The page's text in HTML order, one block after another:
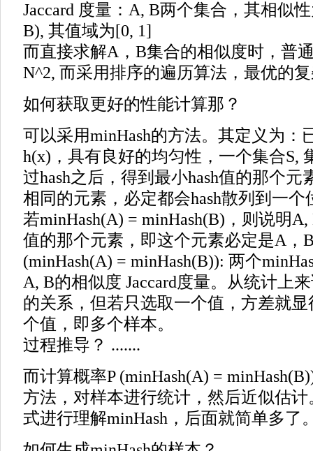
Jaccard 度量：A, B两个集合，其相似
B), 其值域为[0, 1]
而直接求解A，B集合的相似度时，普
N^2, 而采用排序的遍历算法，最优的
如何获取更好的性能计算那？
可以采用minHash的方法。其定义为：
h(x)，具有良好的均匀性，一个集合S,
过hash之后，得到最小hash值的那个元
相同的元素，必定都会hash散列到一个
若minHash(A) = minHash(B)，则说明
值的那个元素，即这个元素必定是A，
(minHash(A) = minHash(B)): 两个
A, B的相似度 Jaccard度量。从统计上
的关系，但若只选取一个值，方差就
个值，即多个样本。
过程推导？ .......
而计算概率P (minHash(A) =
方法，对样本进行统计，然后近似估
式进行理解minHash，后面就简单多了